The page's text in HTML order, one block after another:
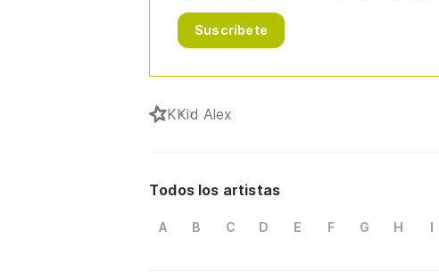
Suscríbete
KKid Alex
Todos los artistas
A B C D E F G H I